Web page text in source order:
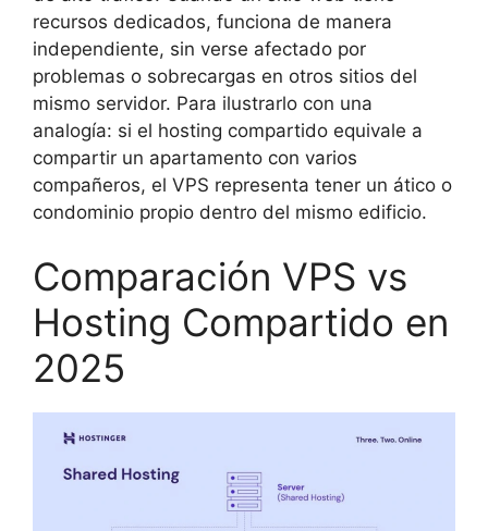
recursos dedicados, funciona de manera
independiente, sin verse afectado por
problemas o sobrecargas en otros sitios del
mismo servidor. Para ilustrarlo con una
analogía: si el hosting compartido equivale a
compartir un apartamento con varios
compañeros, el VPS representa tener un ático o
condominio propio dentro del mismo edificio.
Comparación VPS vs
Hosting Compartido en
2025